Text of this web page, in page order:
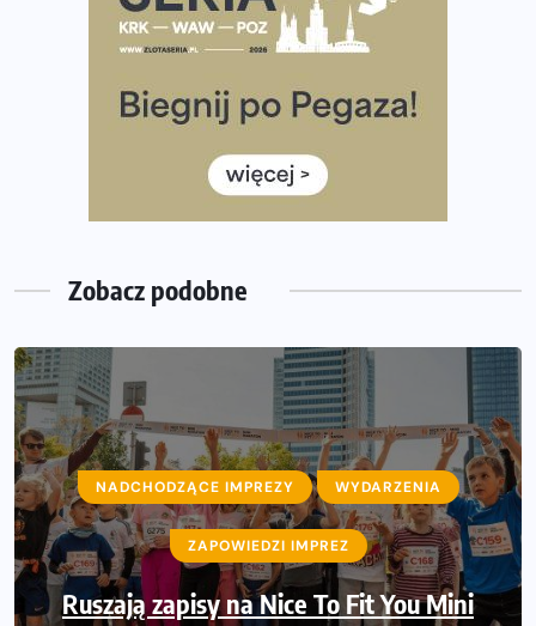
Rozbiegany Olsztyn szykuje się na weekend z
Już w tę sobotę 35. Bieg Powstania Warszawskiego.
Wystartuje rekordowa liczba uczestników
35. Bieg Powstania Warszawskiego – praktyczny
poradnik przed startem
Zobacz podobne
NADCHODZĄCE IMPREZY WYDARZENIA
ZAPOWIEDZI IMPREZ
Ruszają zapisy na Nice To Fit You Mini
NADCHODZĄCE IMPREZY WYDARZENIA
ZAPOWIEDZI IMPREZ
Sprawdzone trasy wracają! Poznaj